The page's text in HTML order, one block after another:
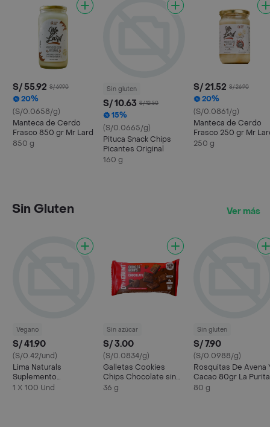
S/ 55.92 S/ 69.90
20%
(S/0.0658/g)
Manteca de Cerdo
Frasco 850 gr Mr Lard
850 g
Sin gluten
S/ 10.63 S/ 12.50
15%
(S/0.0665/g)
Pituca Snack Chips
Picantes Original
160 g
S/ 21.52 S/ 26.90
20%
(S/0.0861/g)
Manteca de Cerdo
Frasco 250 gr Mr
250 g
Sin Gluten Ver más
Vegano
S/ 41.90
(S/0.42/und)
Lima Naturals
Suplemento
Alimenticio Fenogreco
1 X 100 Und
Sin azúcar
S/ 3.00
(S/0.0834/g)
Galletas Cookies
Chips Chocolate sin
gluten 36 gr Dyfferent
36 g
Sin gluten
S/ 7.90
(S/0.0988/g)
Rosquitas De Avena
Cacao 80gr La Purita
80 g